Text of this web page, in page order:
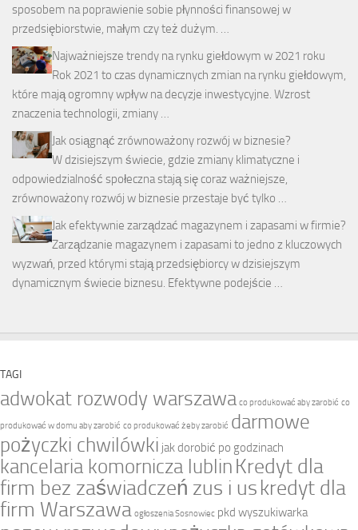
sposobem na poprawienie sobie płynności finansowej w
przedsiębiorstwie, małym czy też dużym. …
Najważniejsze trendy na rynku giełdowym w 2021 roku
Rok 2021 to czas dynamicznych zmian na rynku giełdowym,
które mają ogromny wpływ na decyzje inwestycyjne. Wzrost
znaczenia technologii, zmiany …
Jak osiągnąć zrównoważony rozwój w biznesie?
W dzisiejszym świecie, gdzie zmiany klimatyczne i
odpowiedzialność społeczna stają się coraz ważniejsze,
zrównoważony rozwój w biznesie przestaje być tylko …
Jak efektywnie zarządzać magazynem i zapasami w firmie?
Zarządzanie magazynem i zapasami to jedno z kluczowych
wyzwań, przed którymi stają przedsiębiorcy w dzisiejszym
dynamicznym świecie biznesu. Efektywne podejście …
TAGI
adwokat rozwody warszawa co produkować aby zarobić co
produkować w domu aby zarobić co produkować żeby zarobić darmowe
pożyczki chwilówki jak dorobić po godzinach
kancelaria komornicza lublin Kredyt dla
firm bez zaświadczeń zus i uskredyt dla
firm Warszawa ogłoszenia Sosnowiec pkd wyszukiwarka